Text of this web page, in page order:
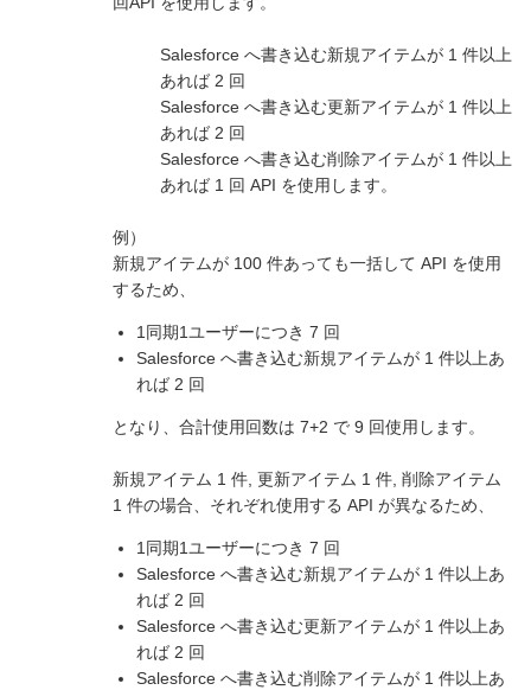
Salesforce へ書き込む新規アイテムが 1 件以上
あれば 2 回
Salesforce へ書き込む更新アイテムが 1 件以上
あれば 2 回
Salesforce へ書き込む削除アイテムが 1 件以上
あれば 1 回 API を使用します。
例）
新規アイテムが 100 件あっても一括して API を使用
するため、
1同期1ユーザーにつき 7 回
Salesforce へ書き込む新規アイテムが 1 件以上あ
れば 2 回
となり、合計使用回数は 7+2 で 9 回使用します。
新規アイテム 1 件, 更新アイテム 1 件, 削除アイテム
1 件の場合、それぞれ使用する API が異なるため、
1同期1ユーザーにつき 7 回
Salesforce へ書き込む新規アイテムが 1 件以上あ
れば 2 回
Salesforce へ書き込む更新アイテムが 1 件以上あ
れば 2 回
Salesforce へ書き込む削除アイテムが 1 件以上あ